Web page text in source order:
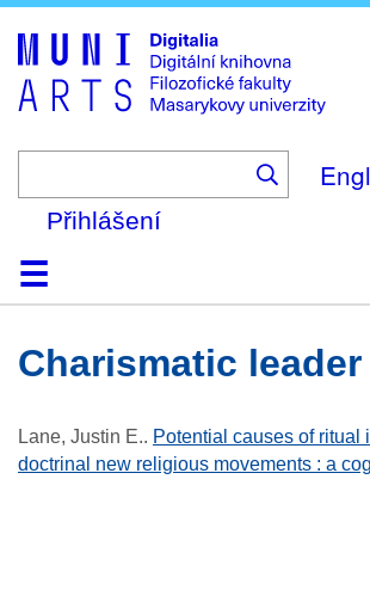
to
main
content
Přihlášení
DomůKolekce
Prohlížení
Vyhledávání
O platformě
Nápověda
KontaktDigitalia
charismatic leader
Lane, Justin E.. Potential causes of ritual
doctrinal new religious movements : a